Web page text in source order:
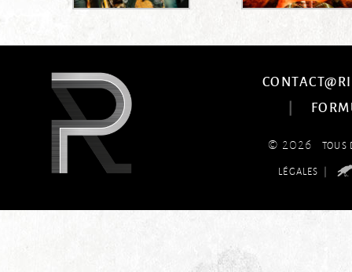
|
© 2026TOUS
LÉGALES |